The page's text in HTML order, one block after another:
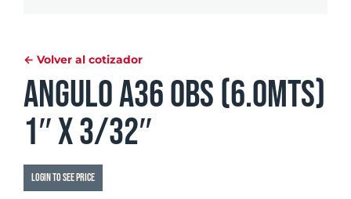
← Volver al cotizador
Angulo A36 OBS (6.0mts)
1″ x 3/32″
Login to see price